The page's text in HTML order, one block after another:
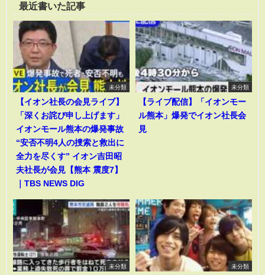
最近書いた記事
未分類
【イオン社長の会見ライブ】
「深くお詫び申し上げます」
イオンモール熊本の爆発事故
“安否不明4人の捜索と救出に
全力を尽くす” イオン吉田昭
夫社長が会見【熊本 震度7】
｜TBS NEWS DIG
未分類
【ライブ配信】「イオンモー
ル熊本」爆発でイオン社長会
見
未分類 未分類